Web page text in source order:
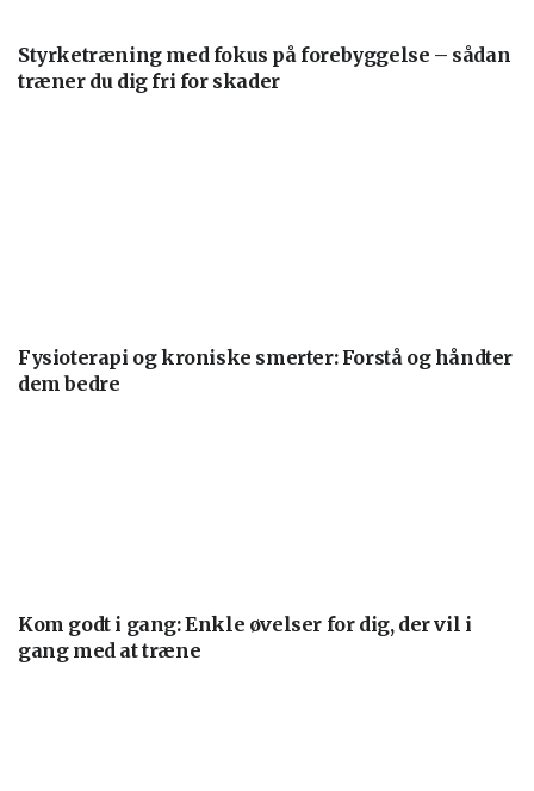
Styrketræning med fokus på forebyggelse – sådan
træner du dig fri for skader
Fysioterapi og kroniske smerter: Forstå og håndter
dem bedre
Kom godt i gang: Enkle øvelser for dig, der vil i
gang med at træne